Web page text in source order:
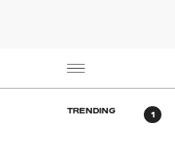
TRENDING